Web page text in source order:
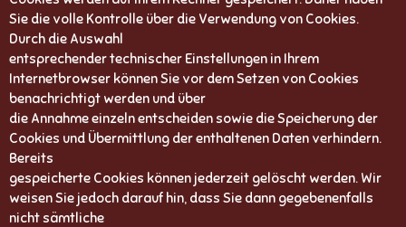
Sie die volle Kontrolle über die Verwendung von Cookies.
Durch die Auswahl
entsprechender technischer Einstellungen in Ihrem
Internetbrowser können Sie vor dem Setzen von Cookies
benachrichtigt werden und über
die Annahme einzeln entscheiden sowie die Speicherung der
Cookies und Übermittlung der enthaltenen Daten verhindern.
Bereits
gespeicherte Cookies können jederzeit gelöscht werden. Wir
weisen Sie jedoch darauf hin, dass Sie dann gegebenenfalls
nicht sämtliche